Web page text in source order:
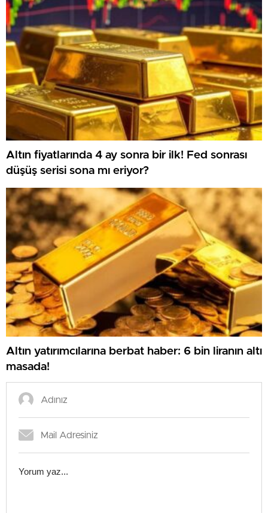
Altın fiyatlarında 4 ay sonra bir ilk! Fed sonrası
düşüş serisi sona mı eriyor?
Altın yatırımcılarına berbat haber: 6 bin liranın altı
masada!